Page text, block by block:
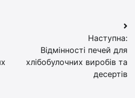
Наступна:
Відмінності печей для
хлібобулочних виробів та
десертів